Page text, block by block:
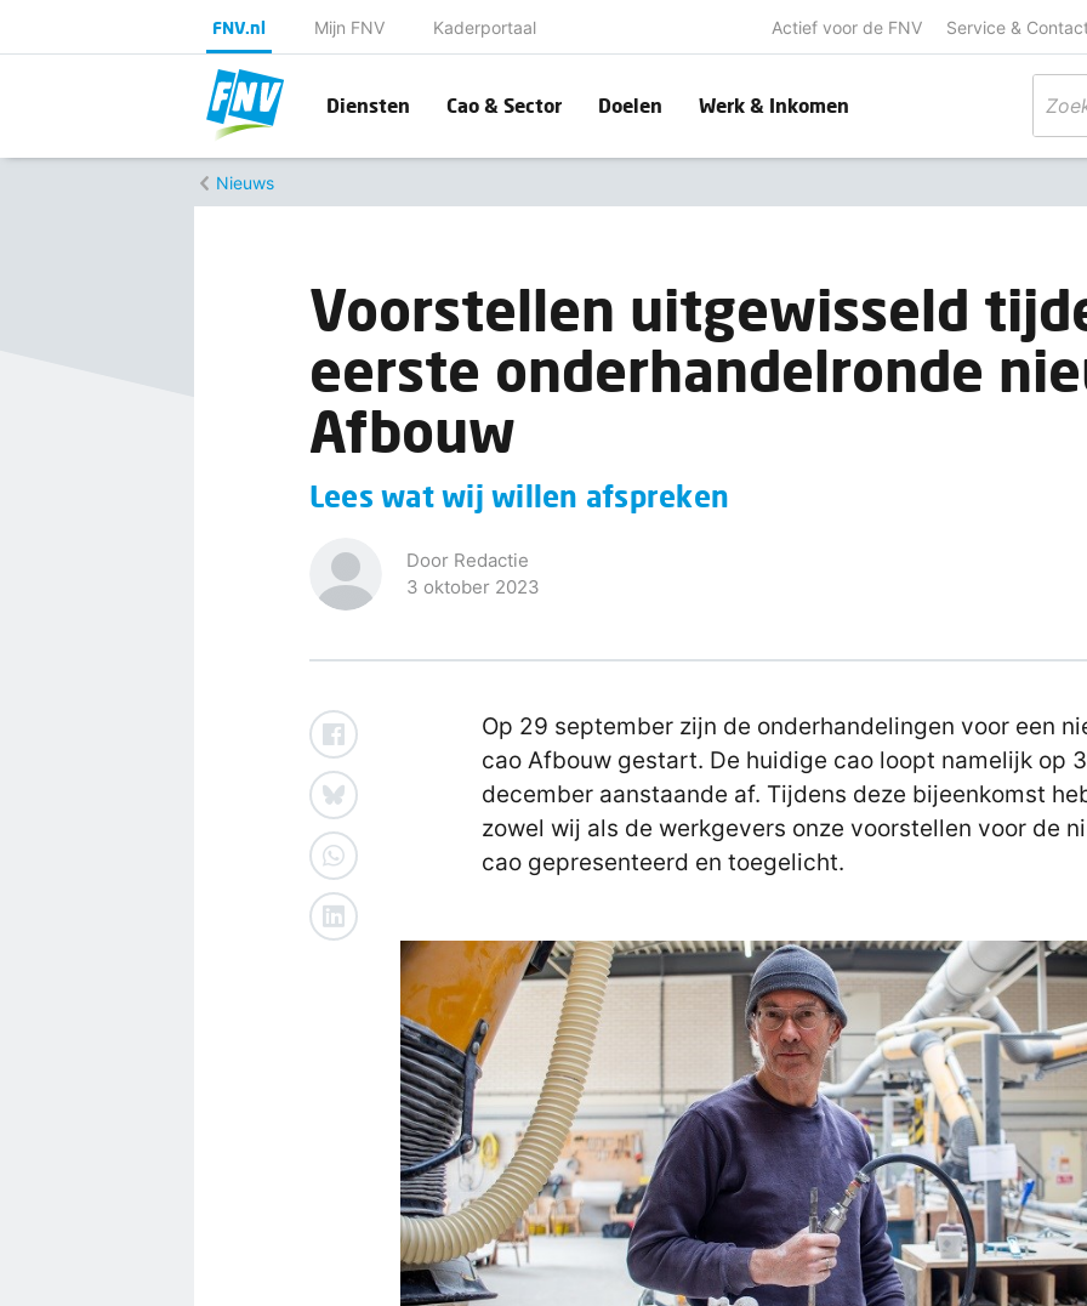
FNV.nl Mijn FNV Kaderportaal Actief voor de FNV Service &
Diensten Cao & Sector Doelen Werk & Inkomen
Nieuws
Voorstellen uitgewisseld
eerste onderhandelronde
Afbouw
Lees wat wij willen afspreken
Door Redactie
3 oktober 2023
Op 29 september zijn de onderhandelingen voor een
cao Afbouw gestart. De huidige cao loopt namelijk op
december aanstaande af. Tijdens deze bijeenkomst
zowel wij als de werkgevers onze voorstellen voor de
cao gepresenteerd en toegelicht.